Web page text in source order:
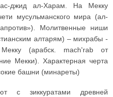
джид ал-Харам. На Мекку
мусульманского мира (ал-
Молитвенные ниши
алтарям) – михрабы -
(арабск. mach'rab от
Мекки). Характерная черта
башни (минареты)
с зиккуратами древней